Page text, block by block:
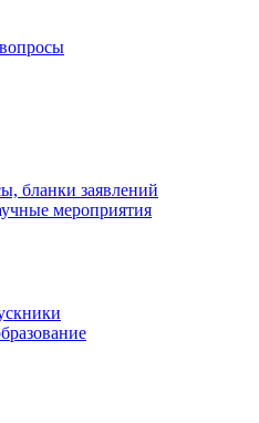
бланки заявлений
мероприятия